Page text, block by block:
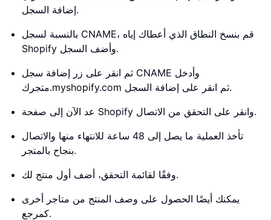
إضافة السجل.
بالنسبة لسجل CNAME، قم بنسخ النطاق الذي أعطاك إياه
Shopify وأضف السجل.
ثم انقر على زر إضافة سجل CNAME وأدخل
متجرك.myshopify.com ثم انقر على إضافة السجل.
عد الآن إلى صفحة Shopify وانقر على التحقق من الاتصال.
تأخذ العملية ما يصل إلى 48 ساعة للانتهاء منها والاتصال
بنجاح بالمتجر.
وفقًا لقائمة التحقق، أضف أول منتج لك.
يمكنك أيضًا الحصول على وصف المنتج من متاجر أخرى
كمرجع.